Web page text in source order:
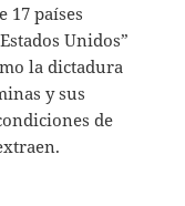
17 países
Unidos”
la dictadura
y sus
de